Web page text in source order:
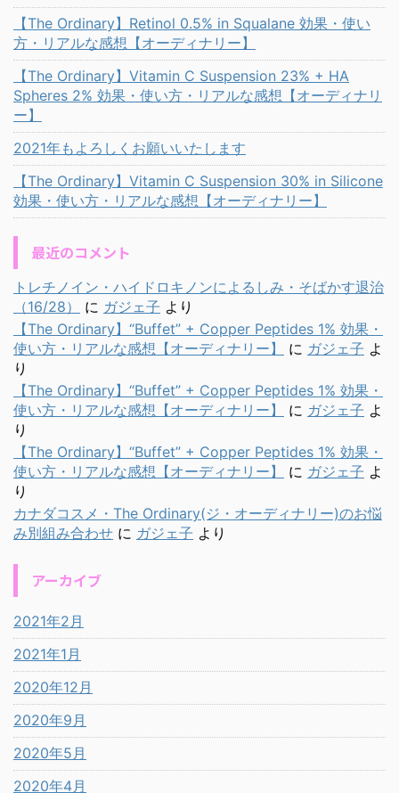
【The Ordinary】Retinol 0.5% in Squalane 効果・使い
方・リアルな感想【オーディナリー】
【The Ordinary】Vitamin C Suspension 23% + HA
Spheres 2% 効果・使い方・リアルな感想【オーディナリ
ー】
2021年もよろしくお願いいたします
【The Ordinary】Vitamin C Suspension 30% in Silicone
効果・使い方・リアルな感想【オーディナリー】
最近のコメント
トレチノイン・ハイドロキノンによるしみ・そばかす退治
（16/28）
に ガジェ子 より
【The Ordinary】“Buffet” + Copper Peptides 1% 効果・
使い方・リアルな感想【オーディナリー】
に ガジェ子 よ
り
【The Ordinary】“Buffet” + Copper Peptides 1% 効果・
使い方・リアルな感想【オーディナリー】
に ガジェ子 よ
り
【The Ordinary】“Buffet” + Copper Peptides 1% 効果・
使い方・リアルな感想【オーディナリー】
に ガジェ子 よ
り
カナダコスメ・The Ordinary(ジ・オーディナリー)のお悩
み別組み合わせ に ガジェ子 より
アーカイブ
2021年2月
2021年1月
2020年12月
2020年9月
2020年5月
2020年4月